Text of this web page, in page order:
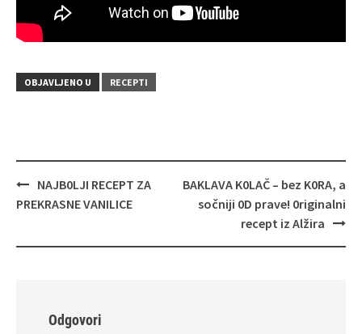
OBJAVLJENO U RECEPTI
Navigacija
objava
NAJB0LJI RECEPT ZA
PREKRASNE VANILICE
BAKLAVA K0LAČ – bez K0RA, a
sočniji 0D prave! 0riginalni
recept iz Alžira
Odgovori